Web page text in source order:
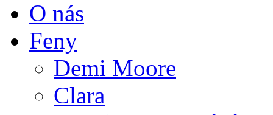
O nás
Feny
Demi Moore
Clara